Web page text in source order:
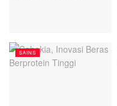
SAINS